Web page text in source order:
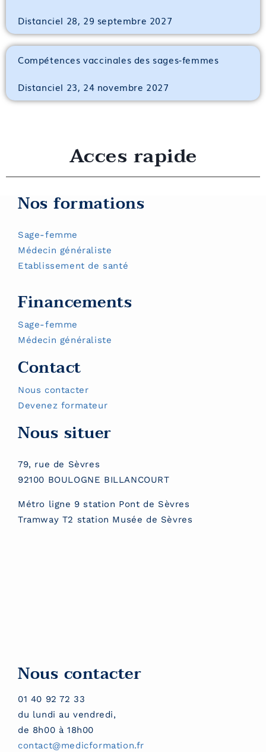
Distanciel 28, 29 septembre 2027
Compétences vaccinales des sages-femmes
Distanciel 23, 24 novembre 2027
Acces rapide
Nos formations
Sage-femme
Médecin généraliste
Etablissement de santé
Financements
Sage-femme
Médecin généraliste
Contact
Nous contacter
Devenez formateur
Nous situer
79, rue de Sèvres
92100 BOULOGNE BILLANCOURT
Métro ligne 9 station Pont de Sèvres
Tramway T2 station Musée de Sèvres
Nous contacter
01 40 92 72 33
du lundi au vendredi,
de 8h00 à 18h00
contact@medicformation.fr